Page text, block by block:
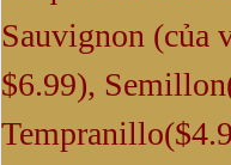
Sauvignon (của
$6.99),